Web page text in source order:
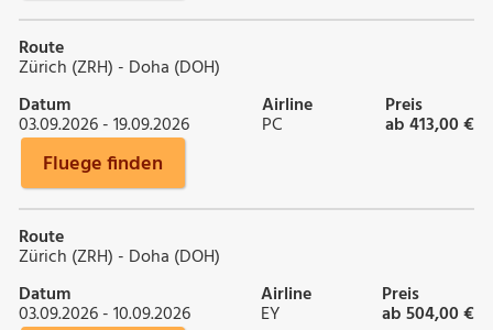
Route
Zürich (ZRH) - Doha (DOH)
Datum
03.09.2026 - 19.09.2026
Airline
PC
Preis
ab 413,00 €
Fluege finden
Route
Zürich (ZRH) - Doha (DOH)
Datum
03.09.2026 - 10.09.2026
Airline
EY
Preis
ab 504,00 €